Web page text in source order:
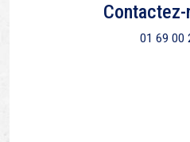
Contactez-
01 69 00